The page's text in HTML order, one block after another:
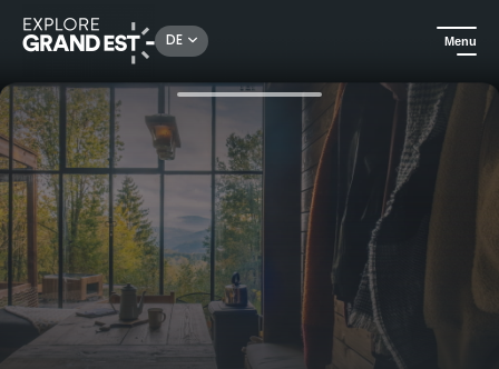
DE Menu
Sehenswertes in der Region Grand Est Ungewöhnliches Wochenende in den Vogesen